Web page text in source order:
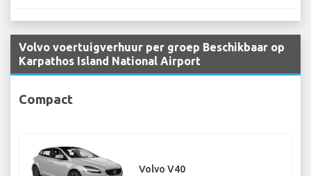
Volvo voertuigverhuur per groep Beschikbaar op
Karpathos Island National Airport
Compact
Volvo V40